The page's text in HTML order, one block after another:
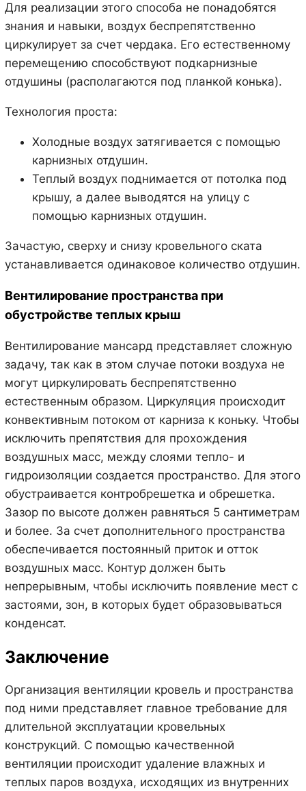
Для реализации этого способа не понадобятся
знания и навыки, воздух беспрепятственно
циркулирует за счет чердака. Его естественному
перемещению способствуют подкарнизные
отдушины (располагаются под планкой конька).
Технология проста:
Холодные воздух затягивается с помощью
карнизных отдушин.
Теплый воздух поднимается от потолка под
крышу, а далее выводятся на улицу с
помощью карнизных отдушин.
Зачастую, сверху и снизу кровельного ската
устанавливается одинаковое количество отдушин.
Вентилирование пространства при
обустройстве теплых крыш
Вентилирование мансард представляет сложную
задачу, так как в этом случае потоки воздуха не
могут циркулировать беспрепятственно
естественным образом. Циркуляция происходит
конвективным потоком от карниза к коньку. Чтобы
исключить препятствия для прохождения
воздушных масс, между слоями тепло- и
гидроизоляции создается пространство. Для этого
обустраивается контробрешетка и обрешетка.
Зазор по высоте должен равняться 5 сантиметрам
и более. За счет дополнительного пространства
обеспечивается постоянный приток и отток
воздушных масс. Контур должен быть
непрерывным, чтобы исключить появление мест с
застоями, зон, в которых будет образовываться
конденсат.
Заключение
Организация вентиляции кровель и пространства
под ними представляет главное требование для
длительной эксплуатации кровельных
конструкций. С помощью качественной
вентиляции происходит удаление влажных и
теплых паров воздуха, исходящих из внутренних